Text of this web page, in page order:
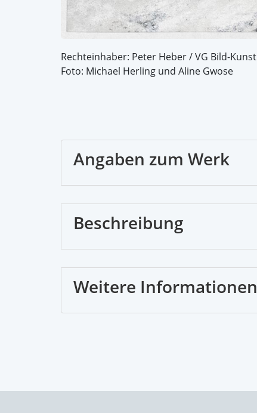
Rechteinhaber: Peter Heber / VG Bild-Kunst
Foto: Michael Herling und Aline Gwose
Angaben zum Werk
Beschreibung
Weitere Informationen